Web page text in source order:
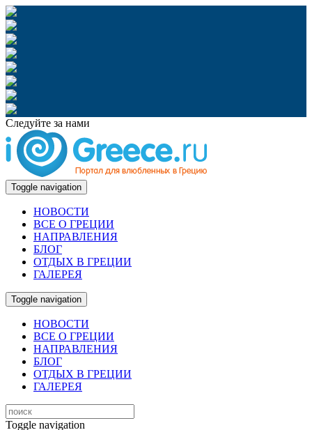
Следуйте за нами
Toggle navigation
НОВОСТИ
ВСЕ О ГРЕЦИИ
НАПРАВЛЕНИЯ
БЛОГ
ОТДЫХ В ГРЕЦИИ
ГАЛЕРЕЯ
Toggle navigation
НОВОСТИ
ВСЕ О ГРЕЦИИ
НАПРАВЛЕНИЯ
БЛОГ
ОТДЫХ В ГРЕЦИИ
ГАЛЕРЕЯ
Toggle navigation